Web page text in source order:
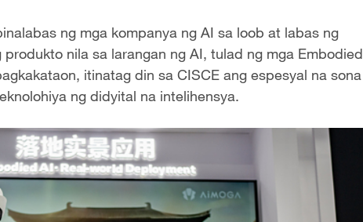
ng mga kompanya ng AI sa loob at labas ng
produkto nila sa larangan ng AI, tulad ng mga Embodied
itinatag din sa CISCE ang espesyal na sona
ng didyital na intelihensya.